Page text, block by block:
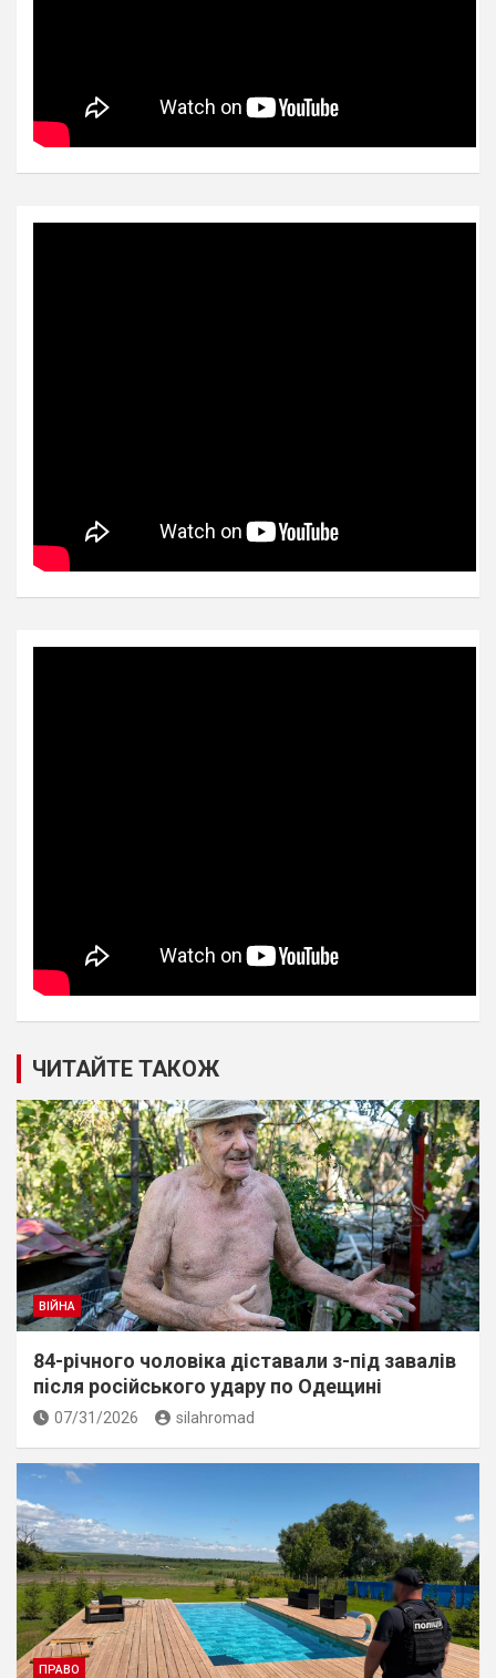
ЧИТАЙТЕ ТАКОЖ
ВІЙНА
84-річного чоловіка діставали з-під завалів
пiсля росiйського удару по Одещині
07/31/2026 silahromad
ПРАВО